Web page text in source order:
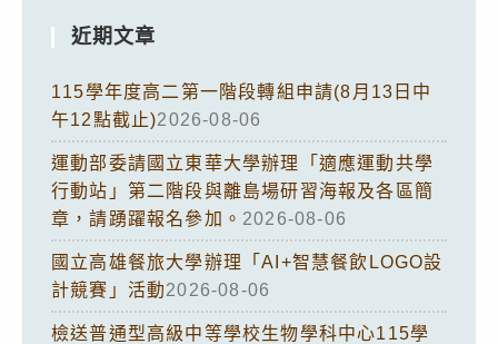
近期文章
115學年度高二第一階段轉組申請(8月13日中
午12點截止)2026-08-06
運動部委請國立東華大學辦理「適應運動共學
行動站」第二階段與離島場研習海報及各區簡
章，請踴躍報名參加。 2026-08-06
國立高雄餐旅大學辦理「AI+智慧餐飲LOGO設
計競賽」活動2026-08-06
檢送普通型高級中等學校生物學科中心115學